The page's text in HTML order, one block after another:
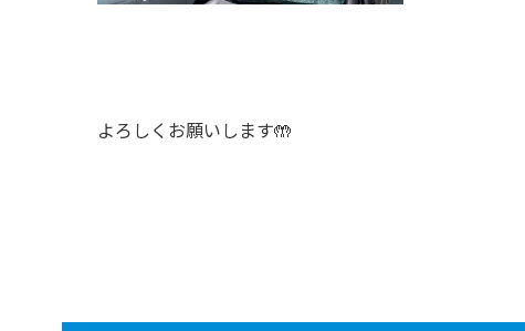
よろしくお願いします🤲